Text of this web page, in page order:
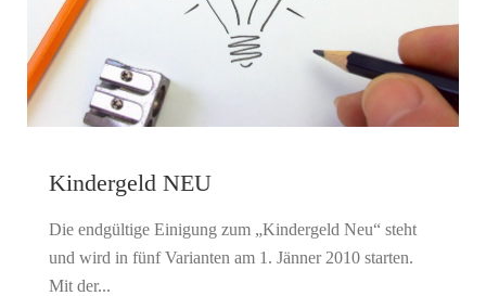
Kindergeld NEU
Die endgültige Einigung zum „Kindergeld Neu“ steht
und wird in fünf Varianten am 1. Jänner 2010 starten.
Mit der...